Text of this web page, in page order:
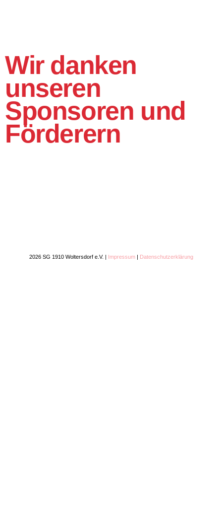
Wir danken
unseren
Sponsoren und
Förderern
2026 SG 1910 Woltersdorf e.V. | Impressum| Datenschutzerklärung